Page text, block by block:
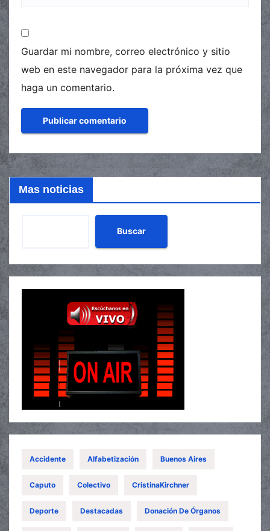
Guardar mi nombre, correo electrónico y sitio
web en este navegador para la próxima vez que
haga un comentario.
Mas noticias
Buscar
Accidente Alfabetización Buenos Aires
Caputo Colectivo CristinaKirchner
Deporte Destacadas Donación De Órganos